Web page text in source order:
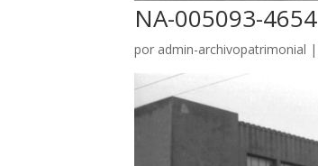
NA-005093-4654
por admin-archivopatrimonial |